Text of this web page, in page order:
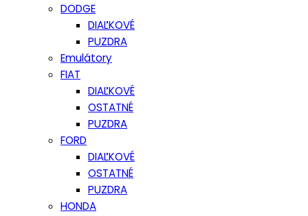
DODGE
DIAĽKOVÉ
PUZDRA
Emulátory
FIAT
DIAĽKOVÉ
OSTATNÉ
PUZDRA
FORD
DIAĽKOVÉ
OSTATNÉ
PUZDRA
HONDA